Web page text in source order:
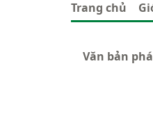
Trang chủ
Văn bản